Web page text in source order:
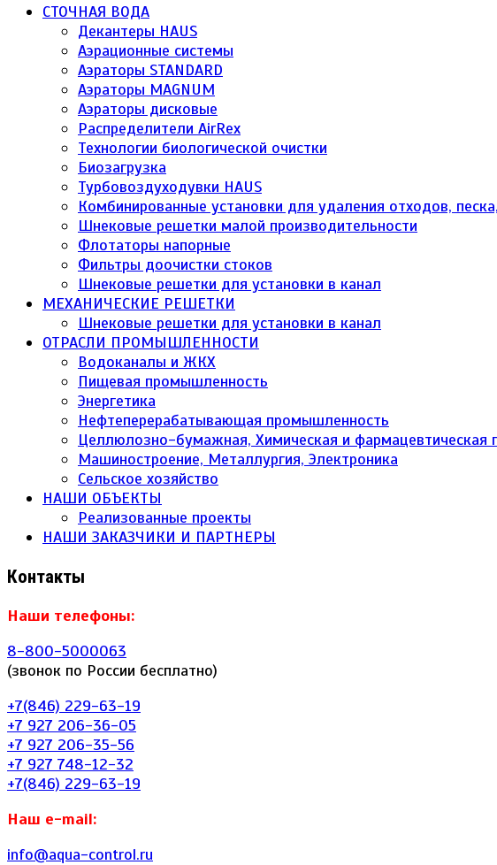
СТОЧНАЯ ВОДА
Декантеры HAUS
Аэрационные системы
Аэраторы STANDARD
Аэраторы MAGNUM
Аэраторы дисковые
Распределители AirRex
Технологии биологической очистки
Биозагрузка
Турбовоздуходувки HAUS
Комбинированные установки для удаления отходов,
Шнековые решетки малой производительности
Флотаторы напорные
Фильтры доочистки стоков
Шнековые решетки для установки в канал
МЕХАНИЧЕСКИЕ РЕШЕТКИ
Шнековые решетки для установки в канал
ОТРАСЛИ ПРОМЫШЛЕННОСТИ
Водоканалы и ЖКХ
Пищевая промышленность
Энергетика
Нефтеперерабатывающая промышленность
Целлюлозно-бумажная, Химическая и фармацевтическая
Машиностроение, Металлургия, Электроника
Сельское хозяйство
НАШИ ОБЪЕКТЫ
Реализованные проекты
НАШИ ЗАКАЗЧИКИ И ПАРТНЕРЫ
Контакты
Наши телефоны:
8-800-5000063
(звонок по России бесплатно)
+7(846) 229-63-19
+7 927 206-36-05
+7 927 206-35-56
+7 927 748-12-32
+7(846) 229-63-19
Наш e-mail:
info@aqua-control.ru